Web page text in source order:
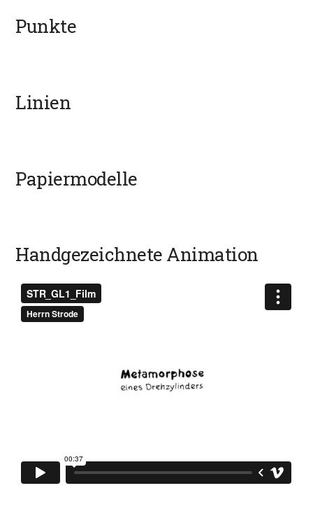
Punkte
Linien
Papiermodelle
Handgezeichnete Animation